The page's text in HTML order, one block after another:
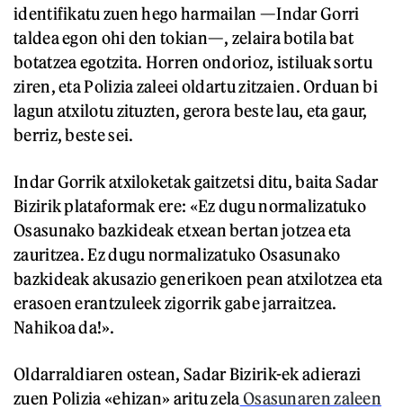
identifikatu zuen hego harmailan —Indar Gorri
taldea egon ohi den tokian—, zelaira botila bat
botatzea egotzita. Horren ondorioz, istiluak sortu
ziren, eta Polizia zaleei oldartu zitzaien. Orduan bi
lagun atxilotu zituzten, gerora beste lau, eta gaur,
berriz, beste sei.
Indar Gorrik atxiloketak gaitzetsi ditu, baita Sadar
Bizirik plataformak ere: «Ez dugu normalizatuko
Osasunako bazkideak etxean bertan jotzea eta
zauritzea. Ez dugu normalizatuko Osasunako
bazkideak akusazio generikoen pean atxilotzea eta
erasoen erantzuleek zigorrik gabe jarraitzea.
Nahikoa da!».
Oldarraldiaren ostean, Sadar Bizirik-ek adierazi
zuen Polizia «ehizan» aritu zelaOsasunaren zaleen